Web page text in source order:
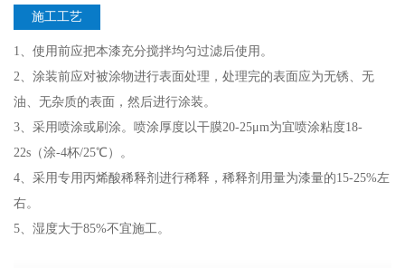
施工工艺
1、使用前应把本漆充分搅拌均匀过滤后使用。
2、涂装前应对被涂物进行表面处理，处理完的表面应为无锈、无
油、无杂质的表面，然后进行涂装。
3、采用喷涂或刷涂。喷涂厚度以干膜20-25μm为宜喷涂粘度18-
22s（涂-4杯/25℃）。
4、采用专用丙烯酸稀释剂进行稀释，稀释剂用量为漆量的15-25%左
右。
5、湿度大于85%不宜施工。